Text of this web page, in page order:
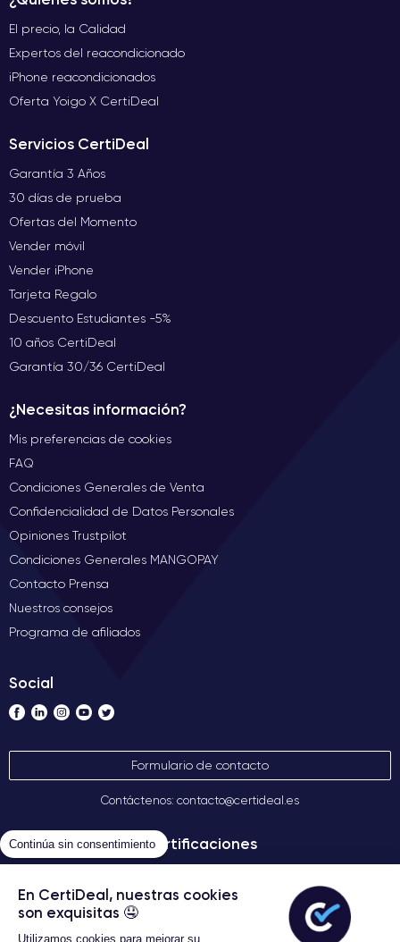
Continúa sin consentimiento
En CertiDeal, nuestras cookies
son exquisitas 🤤
Utilizamos cookies para mejorar su
El precio, la Calidad
Expertos del reacondicionado
iPhone reacondicionados
Oferta Yoigo X CertiDeal
Servicios CertiDeal
Garantía 3 Años
30 días de prueba
Ofertas del Momento
Vender móvil
Vender iPhone
Tarjeta Regalo
Descuento Estudiantes -5%
10 años CertiDeal
Garantía 30/36 CertiDeal
¿Necesitas información?
Mis preferencias de cookies
FAQ
Condiciones Generales de Venta
Confidencialidad de Datos Personales
Opiniones Trustpilot
Condiciones Generales MANGOPAY
Contacto Prensa
Nuestros consejos
Programa de afiliados
Social
Formulario de contacto
Contáctenos: contacto@certideal.es
Certificaciones